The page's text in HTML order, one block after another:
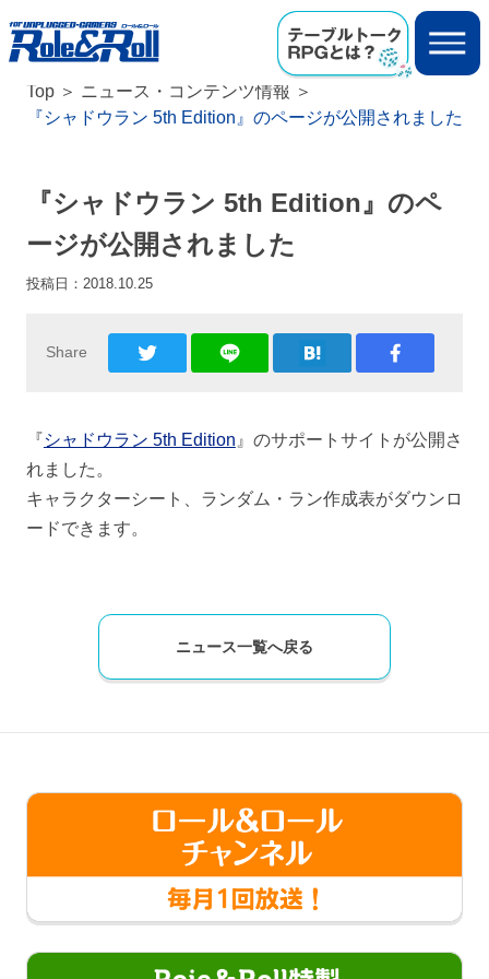
Top
ニュース・コンテンツ情報
『シャドウラン 5th Edition』のページが公開されました
『シャドウラン 5th Edition』のペ
ージが公開されました
投稿日： 2018.10.25
Share
『シャドウラン 5th Edition 』のサポートサイトが公開さ
れました。
キャラクターシート、ランダム・ラン作成表がダウンロ
ードできます。
ニュース一覧へ戻る